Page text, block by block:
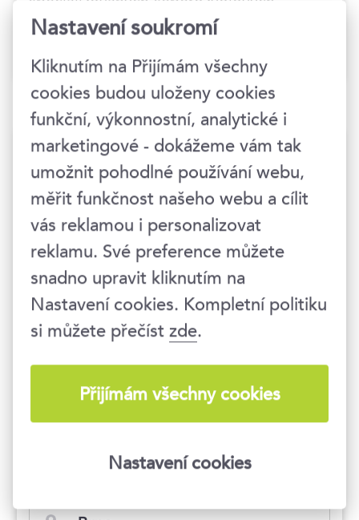
kurzů a výcviků.
Termíny konání
Hlídat nové termíny
3.–4. 9. 2026
09:00–16:30 hod.
Praha 1, Národní 416/37
11 990 Kč
14 508 Kč s DPH
Nastavení soukromí
Kliknutím na Přijímám všechny
cookies budou uloženy cookies
funkční, výkonnostní, analytické i
marketingové - dokážeme vám tak
umožnit pohodlné používání webu,
měřit funkčnost našeho webu a cílit
vás reklamou i personalizovat
reklamu. Své preference můžete
snadno upravit kliknutím na
Nastavení cookies. Kompletní politiku
si můžete přečístzde.
Přijímám všechny cookies
Nastavení cookies